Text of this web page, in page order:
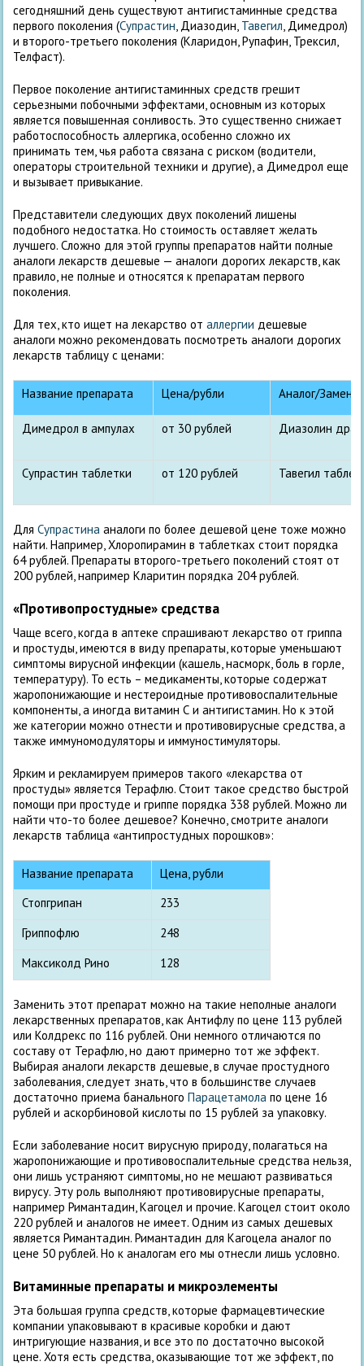
сегодняшний день существуют антигистаминные средства
первого поколения (Супрастин, Диазодин, Тавегил, Димедрол)
и второго-третьего поколения (Кларидон, Рупафин, Трексил,
Телфаст).
Первое поколение антигистаминных средств грешит
серьезными побочными эффектами, основным из которых
является повышенная сонливость. Это существенно снижает
работоспособность аллергика, особенно сложно их
принимать тем, чья работа связана с риском (водители,
операторы строительной техники и другие), а Димедрол еще
и вызывает привыкание.
Представители следующих двух поколений лишены
подобного недостатка. Но стоимость оставляет желать
лучшего. Сложно для этой группы препаратов найти полные
аналоги лекарств дешевые — аналоги дорогих лекарств, как
правило, не полные и относятся к препаратам первого
поколения.
Для тех, кто ищет на лекарство оталлергии дешевые
аналоги можно рекомендовать посмотреть аналоги дорогих
лекарств таблицу с ценами:
Название препарата Цена/рубли Аналог/
Димедрол в ампулах от 30 рублей Диазолин
Супрастин таблетки от 120 рублей Тавегил
ДляСупрастина аналоги по более дешевой цене тоже можно
найти. Например, Хлоропирамин в таблетках стоит порядка
64 рублей. Препараты второго-третьего поколений стоят от
200 рублей, например Кларитин порядка 204 рублей.
«Противопростудные» средства
Чаще всего, когда в аптеке спрашивают лекарство от гриппа
и простуды, имеются в виду препараты, которые уменьшают
симптомы вирусной инфекции (кашель, насморк, боль в горле,
температуру). То есть – медикаменты, которые содержат
жаропонижающие и нестероидные противовоспалительные
компоненты, а иногда витамин С и антигистамин. Но к этой
же категории можно отнести и противовирусные средства, а
также иммуномодуляторы и иммуностимуляторы.
Ярким и рекламируем примеров такого «лекарства от
простуды» является Терафлю. Стоит такое средство быстрой
помощи при простуде и гриппе порядка 338 рублей. Можно ли
найти что-то более дешевое? Конечно, смотрите аналоги
лекарств таблица «антипростудных порошков»:
Название препарата
Цена, рубли
Стопгрипан
233
Гриппофлю
248
Максиколд Рино
128
Заменить этот препарат можно на такие неполные аналоги
лекарственных препаратов, как Антифлу по цене 113 рублей
или Колдрекс по 116 рублей. Они немного отличаются по
составу от Терафлю, но дают примерно тот же эффект.
Выбирая аналоги лекарств дешевые, в случае простудного
заболевания, следует знать, что в большинстве случаев
достаточно приема банальногоПарацетамола по цене 16
рублей и аскорбиновой кислоты по 15 рублей за упаковку.
Если заболевание носит вирусную природу, полагаться на
жаропонижающие и противовоспалительные средства нельзя,
они лишь устраняют симптомы, но не мешают развиваться
вирусу. Эту роль выполняют противовирусные препараты,
например Римантадин, Кагоцел и прочие. Кагоцел стоит около
220 рублей и аналогов не имеет. Одним из самых дешевых
является Римантадин. Римантадин для Кагоцела аналог по
цене 50 рублей. Но к аналогам его мы отнесли лишь условно.
Витаминные препараты и микроэлементы
Эта большая группа средств, которые фармацевтические
компании упаковывают в красивые коробки и дают
интригующие названия, и все это по достаточно высокой
цене. Хотя есть средства, оказывающие тот же эффект, по